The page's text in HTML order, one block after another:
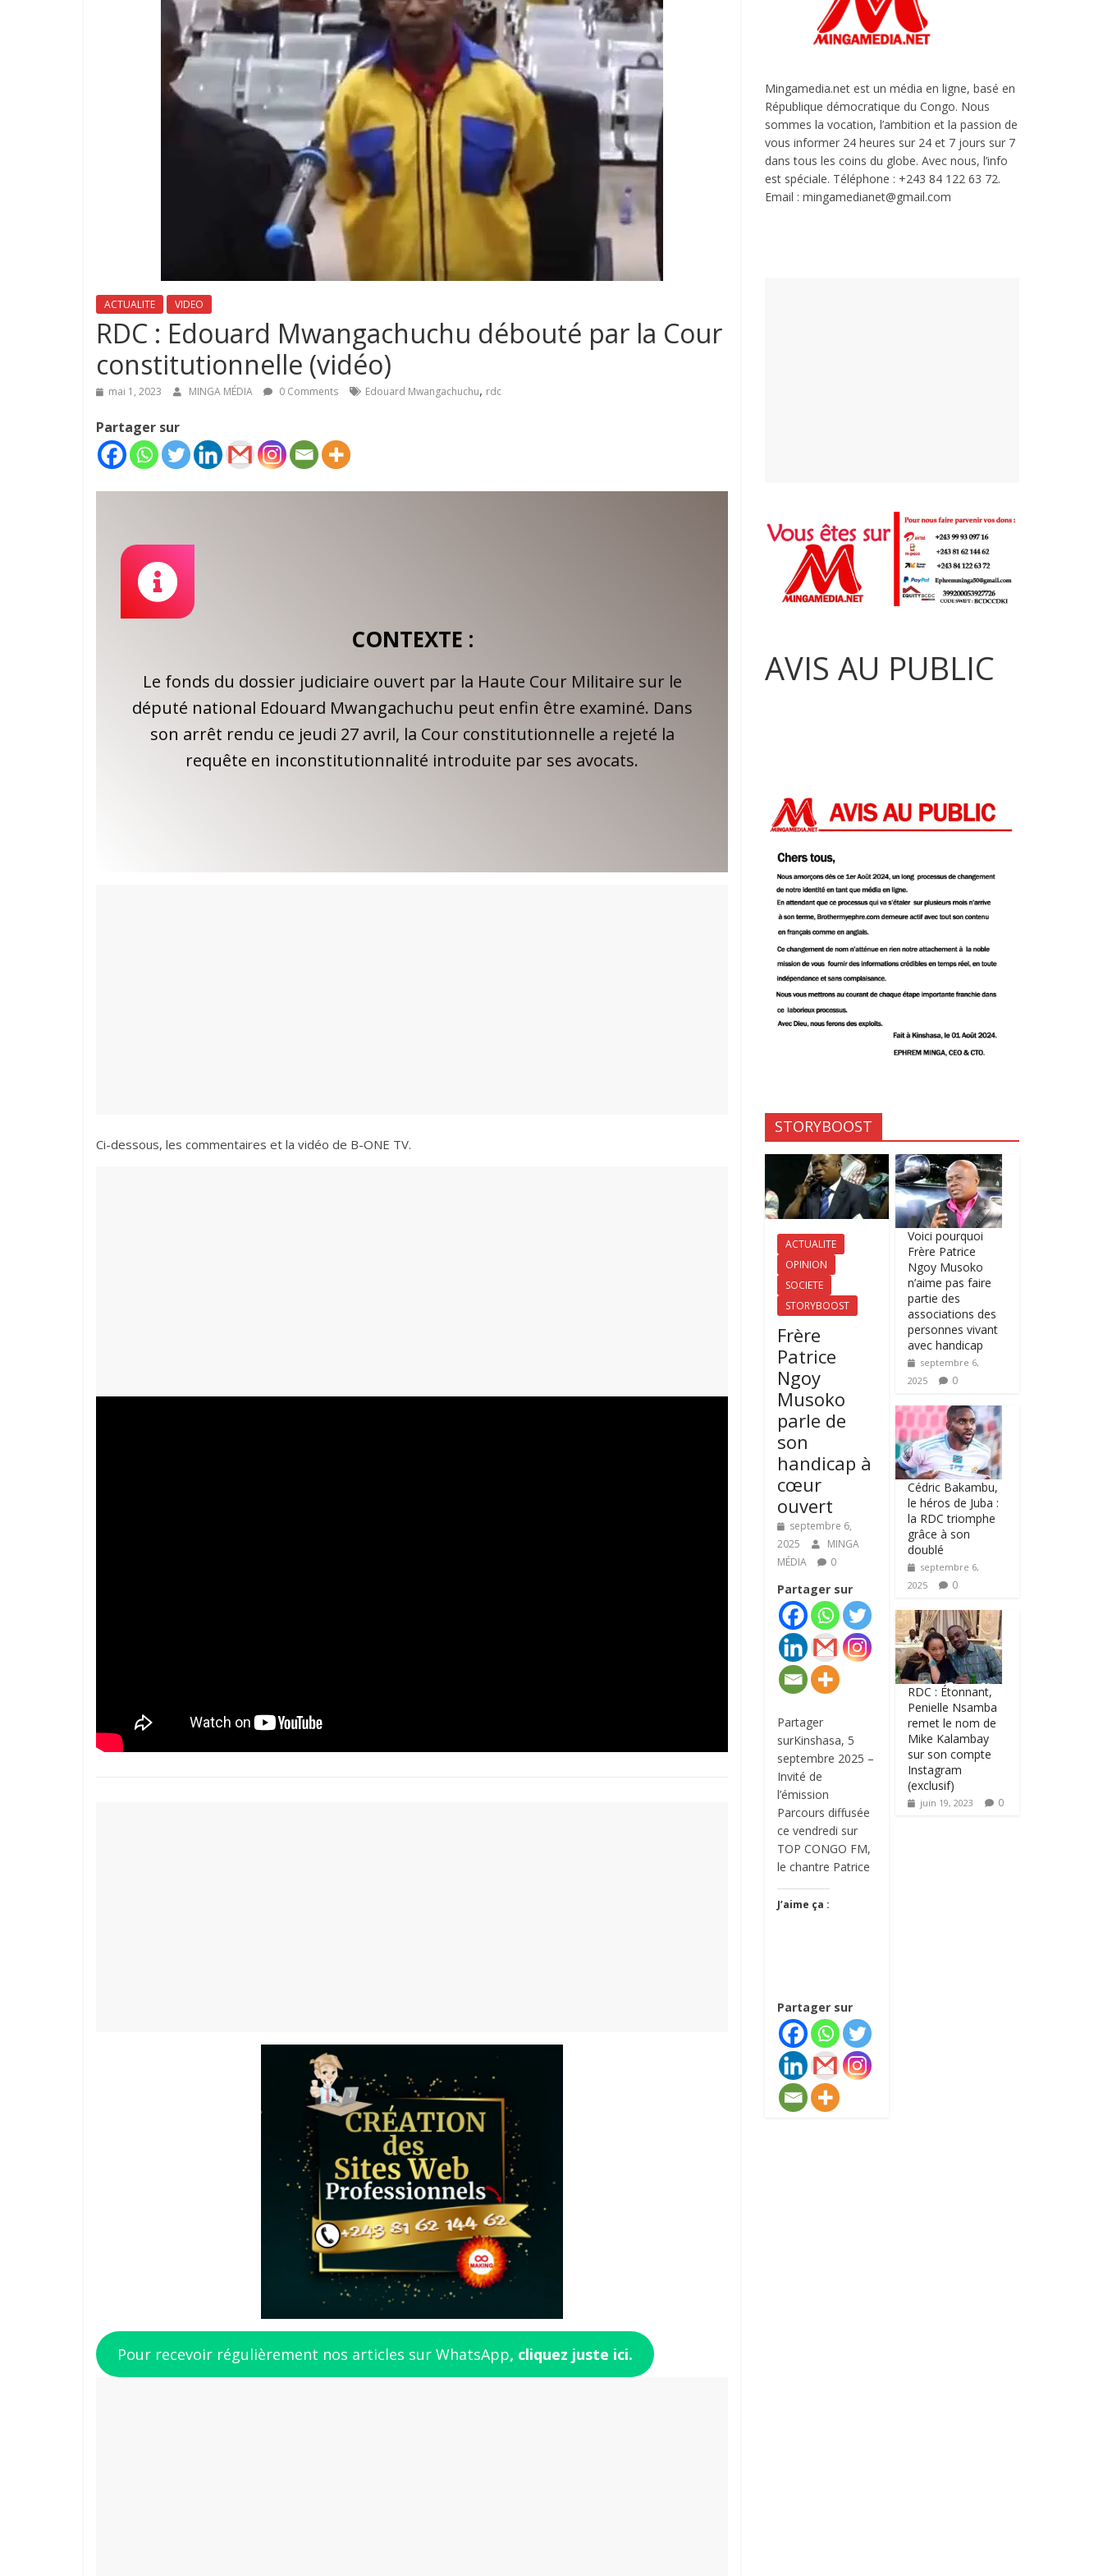
ACTUALITE VIDEO
RDC : Edouard Mwangachuchu débouté par la Cour
constitutionnelle (vidéo)
mai 1, 2023 MINGA MÉDIA 0 Comments Edouard Mwangachuchu, rdc
Partager sur
CONTEXTE :
Le fonds du dossier judiciaire ouvert par la Haute Cour Militaire sur le
député national Edouard Mwangachuchu peut enfin être examiné. Dans
son arrêt rendu ce jeudi 27 avril, la Cour constitutionnelle a rejeté la
requête en inconstitutionnalité introduite par ses avocats.
Ci-dessous, les commentaires et la vidéo de B-ONE TV.
Pour recevoir régulièrement nos articles sur WhatsApp, cliquez juste ici.
Mingamedia.net est un média en ligne, basé en
République démocratique du Congo. Nous
sommes la vocation, l’ambition et la passion de
vous informer 24 heures sur 24 et 7 jours sur 7
dans tous les coins du globe. Avec nous, l’info
est spéciale. Téléphone : +243 84 122 63 72.
Email : mingamedianet@gmail.com
AVIS AU PUBLIC
STORYBOOST
ACTUALITE
OPINION
SOCIETE
STORYBOOST
Frère
Patrice
Ngoy
Musoko
parle de
son
handicap à
cœur
ouvert
septembre 6,
2025
MINGA
MÉDIA
0
Partager sur
Partager
surKinshasa, 5
septembre 2025 –
Invité de
l’émission
Parcours diffusée
ce vendredi sur
TOP CONGO FM,
le chantre Patrice
J’aime ça :
Partager sur
Voici pourquoi
Frère Patrice
Ngoy Musoko
n’aime pas faire
partie des
associations des
personnes vivant
avec handicap
septembre 6,
2025
0
Cédric Bakambu,
le héros de Juba :
la RDC triomphe
grâce à son
doublé
septembre 6,
2025
0
RDC : Étonnant,
Penielle Nsamba
remet le nom de
Mike Kalambay
sur son compte
Instagram
(exclusif)
juin 19, 2023 0